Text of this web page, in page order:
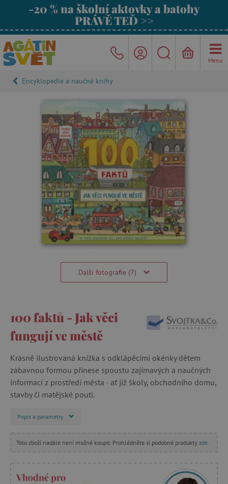
-20 % na školní aktovky a batohy
PRÁVĚ TEĎ >>
Menu
Encyklopedie a naučné knihy
Další fotografie (7)
100 faktů - Jak věci
fungují ve městě
Krásně ilustrovaná knížka s odklápěcími okénky dětem
zábavnou formou přinese spoustu zajímavých a naučných
informací z prostředí města - ať již školy, obchodního domu,
stavby či matějské pouti.
Popis a parametry
Toto zboží nadále není možné koupit. Prohlédněte si podobné produkty zde
Vhodné pro